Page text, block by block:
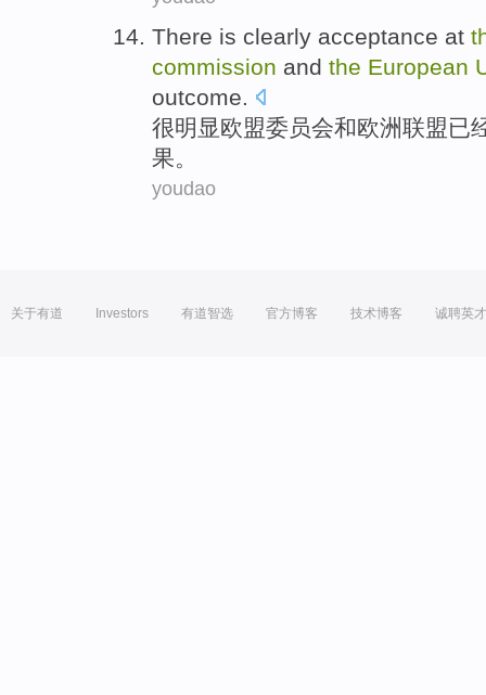
There is clearly acceptance at
commission and the European
outcome.
很明显欧盟委员会和欧洲联盟已
果。
youdao
关于有道 Investors 有道智选 官方博客 技术博客 诚聘英才